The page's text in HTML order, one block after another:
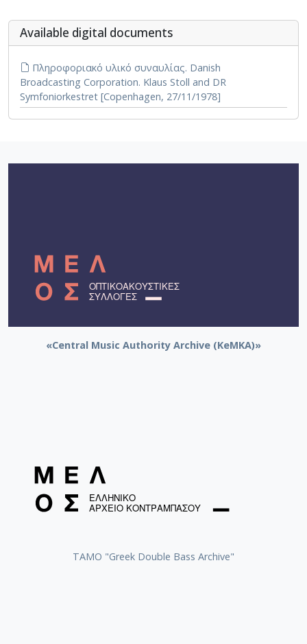
Αvailable digital documents
Πληροφοριακό υλικό συναυλίας. Danish
Broadcasting Corporation. Klaus Stoll and DR
Symfoniorkestret [Copenhagen, 27/11/1978]
«Central Music Authority Archive (KeMKA)»
ΤΑΜΟ "Greek Double Bass Archive"